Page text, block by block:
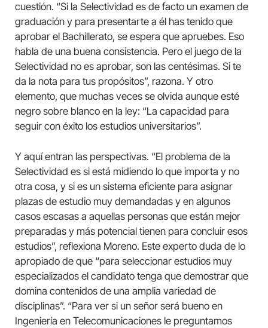
cuestión. “Si la Selectividad es de facto un examen de
graduación y para presentarte a él has tenido que
aprobar el Bachillerato, se espera que apruebes. Eso
habla de una buena consistencia. Pero el juego de la
Selectividad no es aprobar, son las centésimas. Si te
da la nota para tus propósitos”, razona. Y otro
elemento, que muchas veces se olvida aunque esté
negro sobre blanco en la ley: “La capacidad para
seguir con éxito los estudios universitarios”.
Y aquí entran las perspectivas. “El problema de la
Selectividad es si está midiendo lo que importa y no
otra cosa, y si es un sistema eficiente para asignar
plazas de estudio muy demandadas y en algunos
casos escasas a aquellas personas que están mejor
preparadas y más potencial tienen para concluir esos
estudios”, reflexiona Moreno. Este experto duda de lo
apropiado de que “para seleccionar estudios muy
especializados el candidato tenga que demostrar que
domina contenidos de una amplia variedad de
disciplinas”. “Para ver si un señor será bueno en
Ingeniería en Telecomunicaciones le preguntamos